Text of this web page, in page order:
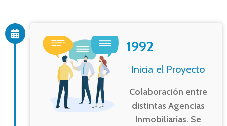
1992
Inicia el Proyecto
Colaboración entre
distintas Agencias
Inmobiliarias. Se